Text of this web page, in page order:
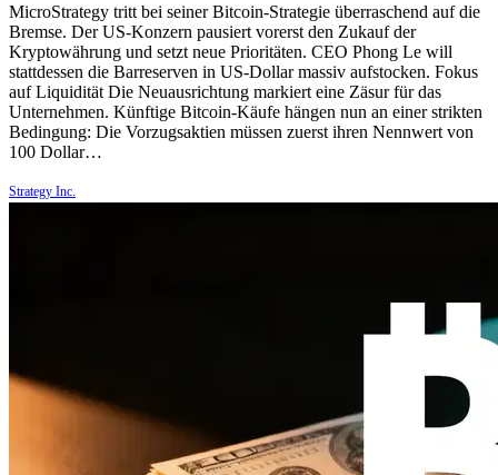
MicroStrategy tritt bei seiner Bitcoin-Strategie überraschend auf die
Bremse. Der US-Konzern pausiert vorerst den Zukauf der
Kryptowährung und setzt neue Prioritäten. CEO Phong Le will
stattdessen die Barreserven in US-Dollar massiv aufstocken. Fokus
auf Liquidität Die Neuausrichtung markiert eine Zäsur für das
Unternehmen. Künftige Bitcoin-Käufe hängen nun an einer strikten
Bedingung: Die Vorzugsaktien müssen zuerst ihren Nennwert von
100 Dollar…
Strategy Inc.